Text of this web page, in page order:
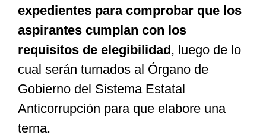
expedientes para comprobar que los
aspirantes cumplan con los
requisitos de elegibilidad, luego de lo
cual serán turnados al Órgano de
Gobierno del Sistema Estatal
Anticorrupción para que elabore una
terna.